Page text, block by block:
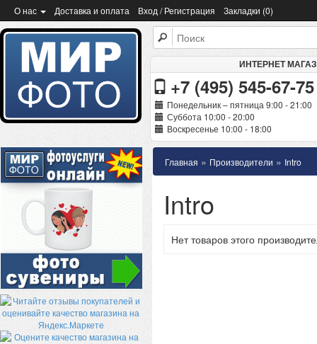
О нас Доставка и оплата Вход / Регистрация Закладки (0)
ИНТЕРНЕТ
+7 (495) 545-67-75
Понедельник – пятница 9:00 - 21:00
Суббота 10:00 - 20:00
Воскресенье 10:00 - 18:00
Главная » Производители » Intro
Intro
Нет товаров этого